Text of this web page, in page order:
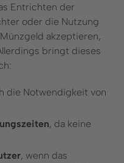
Entrichten der
oder die Nutzung
akzeptieren,
bringt dieses
die Notwendigkeit von
, da keine
, wenn das